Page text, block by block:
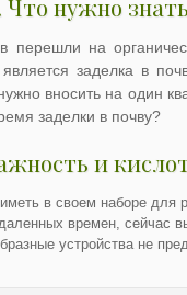
Что нужно
перешли на
заделка в
вносить на один
заделки в почву?
и
в своем наборе для
времен, сейчас
устройства не